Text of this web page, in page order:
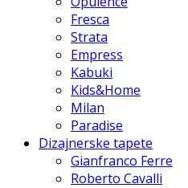
Fresca
Strata
Empress
Kabuki
Kids&Home
Milan
Paradise
Dizajnerske tapete
Gianfranco Ferre
Roberto Cavalli